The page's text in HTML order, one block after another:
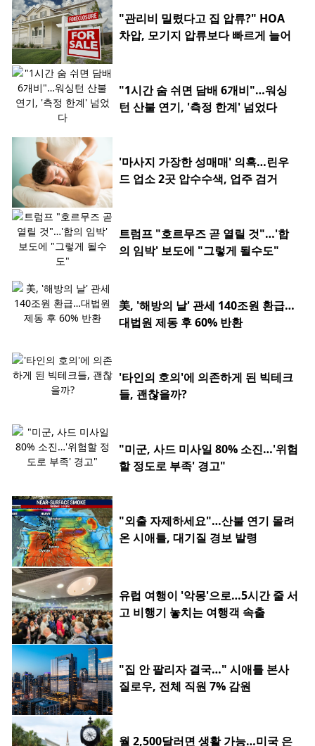
"관리비 밀렸다고 집 압류?" HOA
차압, 모기지 압류보다 빠르게 늘어
"1시간 숨 쉬면 담배 6개비"…워싱
턴 산불 연기, '측정 한계' 넘었다
'마사지 가장한 성매매' 의혹…린우
드 업소 2곳 압수수색, 업주 검거
트럼프 "호르무즈 곧 열릴 것"…'합
의 임박' 보도에 "그렇게 될수도"
美, '해방의 날' 관세 140조원 환급…
대법원 제동 후 60% 반환
'타인의 호의'에 의존하게 된 빅테크
들, 괜찮을까?
"미군, 사드 미사일 80% 소진…'위험
할 정도로 부족' 경고"
"외출 자제하세요"…산불 연기 몰려
온 시애틀, 대기질 경보 발령
유럽 여행이 '악몽'으로…5시간 줄 서
고 비행기 놓치는 여행객 속출
"집 안 팔리자 결국…" 시애틀 본사
질로우, 전체 직원 7% 감원
월 2,500달러면 생활 가능…미국 은